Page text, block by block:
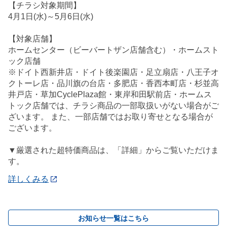
【チラシ対象期間】
4月1日(水)～5月6日(水)
【対象店舗】
ホームセンター（ビーバートザン店舗含む）・ホームスト
ック店舗
※ドイト西新井店・ドイト後楽園店・足立扇店・八王子オ
クトーレ店・品川旗の台店・多肥店・香西本町店・杉並高
井戸店・草加CyclePlaza館・東岸和田駅前店・ホームス
トック店舗では、チラシ商品の一部取扱いがない場合がご
ざいます。 また、一部店舗ではお取り寄せとなる場合が
ございます。
▼厳選された超特価商品は、「詳細」からご覧いただけま
す。
詳しくみる
お知らせ一覧はこちら